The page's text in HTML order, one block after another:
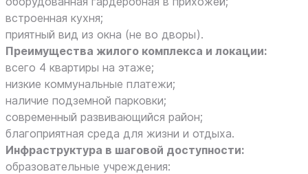
встроенная кухня;
приятный вид из окна (не во дворы).
Преимущества жилого комплекса и локации:
всего 4 квартиры на этаже;
низкие коммунальные платежи;
наличие подземной парковки;
современный развивающийся район;
благоприятная среда для жизни и отдыха.
Инфраструктура в шаговой доступности:
образовательные учреждения: